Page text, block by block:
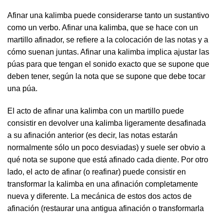
Afinar una kalimba puede considerarse tanto un sustantivo
como un verbo. Afinar una kalimba, que se hace con un
martillo afinador, se refiere a la colocación de las notas y a
cómo suenan juntas. Afinar una kalimba implica ajustar las
púas para que tengan el sonido exacto que se supone que
deben tener, según la nota que se supone que debe tocar
una púa.
El acto de afinar una kalimba con un martillo puede
consistir en devolver una kalimba ligeramente desafinada
a su afinación anterior (es decir, las notas estarán
normalmente sólo un poco desviadas) y suele ser obvio a
qué nota se supone que está afinado cada diente. Por otro
lado, el acto de afinar (o reafinar) puede consistir en
transformar la kalimba en una afinación completamente
nueva y diferente. La mecánica de estos dos actos de
afinación (restaurar una antigua afinación o transformarla